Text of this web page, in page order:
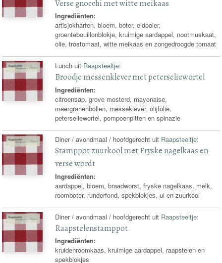
Verse gnocchi met witte meikaas
Ingrediënten:
artisjokharten, bloem, boter, eidooier,
groentebouillonblokje, kruimige aardappel, nootmuskaat,
olie, trostomaat, witte meikaas en zongedroogde tomaat
Lunch uit Raapsteeltje:
Broodje messenklever met peterseliewortel
Ingrediënten:
citroensap, grove mosterd, mayonaise,
meergranenbollen, messeklever, olijfolie,
peterseliewortel, pompoenpitten en spinazie
Diner / avondmaal / hoofdgerecht uit Raapsteeltje:
Stamppot zuurkool met Fryske nagelkaas en
verse wordt
Ingrediënten:
aardappel, bloem, braadworst, fryske nagelkaas, melk,
roomboter, runderfond, spekblokjes, ui en zuurkool
Diner / avondmaal / hoofdgerecht uit Raapsteeltje:
Raapstelenstamppot
Ingrediënten:
kruidenroomkaas, kruimige aardappel, raapstelen en
spekblokjes